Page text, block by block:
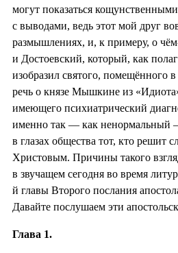
могут показаться
с выводами, ведь этот мой друг
размышлениях, и, к примеру, о
и Достоевский, который, как
изобразил святого, помещённого
речь о князе Мышкине из
имеющего психиатрический
именно так — как ненормальный
в глазах общества тот, кто решит
Христовым. Причины такого
в звучащем сегодня во время
й главы Второго послания
Давайте послушаем эти
Глава 1.